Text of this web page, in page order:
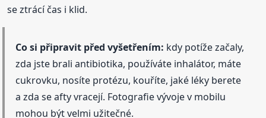
se ztrácí čas i klid.
Co si připravit před vyšetřením: kdy potíže začaly,
zda jste brali antibiotika, používáte inhalátor, máte
cukrovku, nosíte protézu, kouříte, jaké léky berete
a zda se afty vracejí. Fotografie vývoje v mobilu
mohou být velmi užitečné.